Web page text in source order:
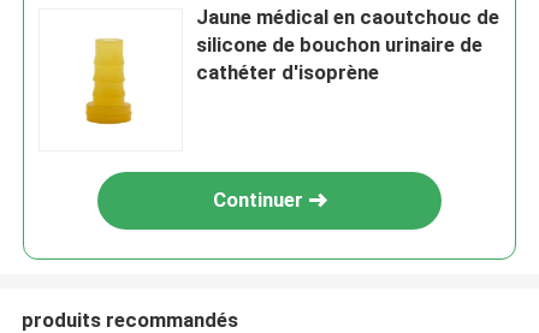
Jaune médical en caoutchouc de
silicone de bouchon urinaire de
cathéter d'isoprène
Continuer
produits recommandés